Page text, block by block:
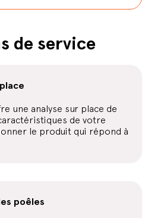
de service
une analyse sur place de
de votre
le produit qui répond à
poêles